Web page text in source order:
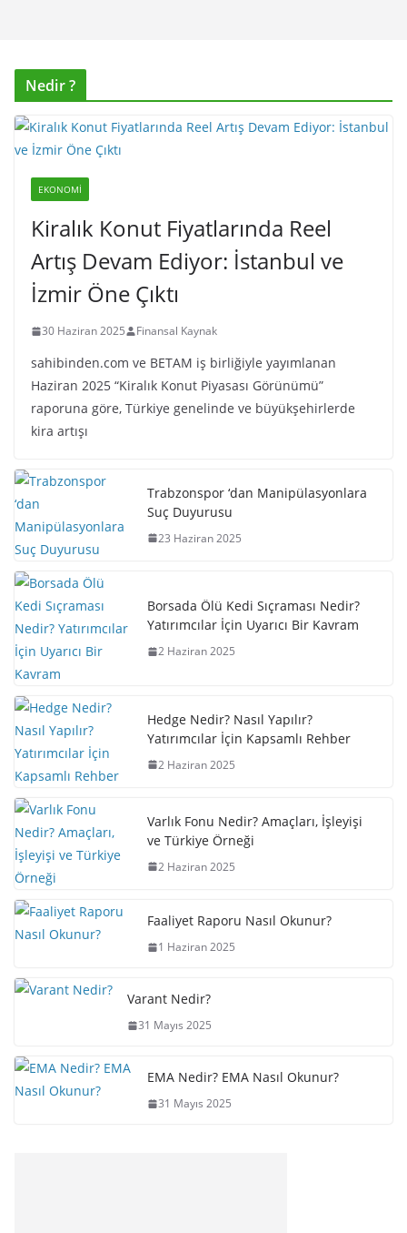
Nedir ?
EKONOMI
Kiralık Konut Fiyatlarında Reel
Artış Devam Ediyor: İstanbul ve
İzmir Öne Çıktı
30 Haziran 2025 Finansal Kaynak
sahibinden.com ve BETAM iş birliğiyle yayımlanan
Haziran 2025 “Kiralık Konut Piyasası Görünümü”
raporuna göre, Türkiye genelinde ve büyükşehirlerde
kira artışı
Trabzonspor ‘dan Manipülasyonlara
Suç Duyurusu
23 Haziran 2025
Borsada Ölü Kedi Sıçraması Nedir?
Yatırımcılar İçin Uyarıcı Bir Kavram
2 Haziran 2025
Hedge Nedir? Nasıl Yapılır?
Yatırımcılar İçin Kapsamlı Rehber
2 Haziran 2025
Varlık Fonu Nedir? Amaçları, İşleyişi
ve Türkiye Örneği
2 Haziran 2025
Faaliyet Raporu Nasıl Okunur?
1 Haziran 2025
Varant Nedir?
31 Mayıs 2025
EMA Nedir? EMA Nasıl Okunur?
31 Mayıs 2025